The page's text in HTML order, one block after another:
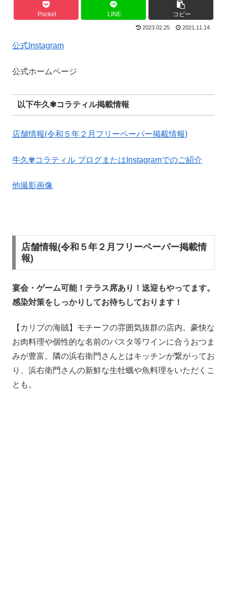
Pocket LINE コピー
2023.02.25 2021.11.14
公式Instagram
公式ホームページ
以下牛久✾コラティル掲載情報
店舗情報(令和５年２月フリーペーパー掲載情報)
牛久✾コラティル ブログまたはInstagramでのご紹介
他撮影画像
店舗情報(令和５年２月フリーペーパー掲載情
報)
宴会・ゲーム可能！テラス席あり！送迎もやってます。
感染対策をしっかりしてお待ちしております！
【カリブの海賊】モチーフの雰囲気抜群の店内。豪快な
お肉料理や個性的な名前のパスタ等ワインに合うおつま
みが豊富。隣の浜右衛門さんとはキッチンが繋がってお
り、浜右衛門さんの新鮮な生牡蠣や魚料理をいただくこ
とも。